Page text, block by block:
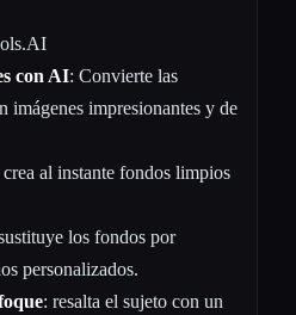
con AI: Convierte las
imágenes impresionantes y de
crea al instante fondos limpios
los fondos por
personalizados.
: resalta el sujeto con un